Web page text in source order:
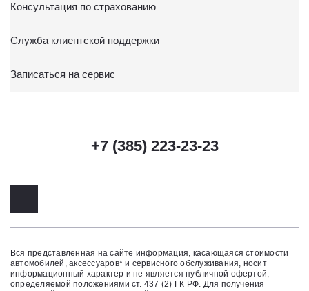
Консультация по страхованию
Служба клиентской поддержки
Записаться на сервис
+7 (385) 223-23-23
Вся представленная на сайте информация, касающаяся стоимости
автомобилей, аксессуаров* и сервисного обслуживания, носит
информационный характер и не является публичной офертой,
определяемой положениями ст. 437 (2) ГК РФ. Для получения